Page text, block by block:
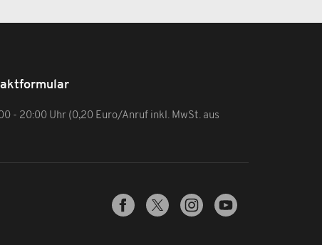
- 20:00 Uhr (0,20 Euro/Anruf inkl. MwSt. aus